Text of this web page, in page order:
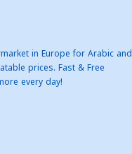
in Europe for Arabic and
prices. Fast & Free
every day!